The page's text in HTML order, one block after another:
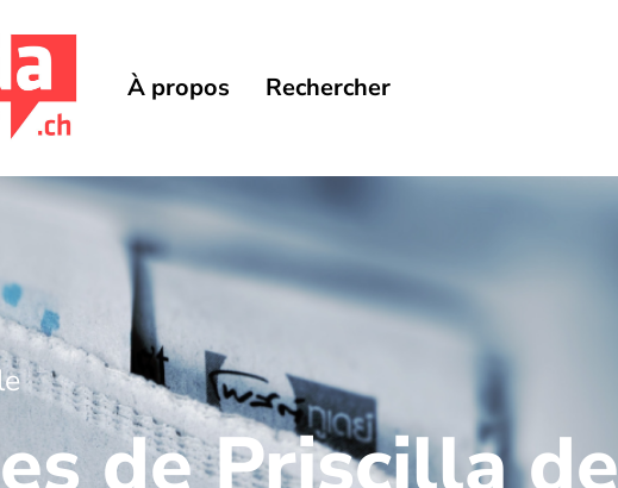
À propos Rechercher
de Priscilla de